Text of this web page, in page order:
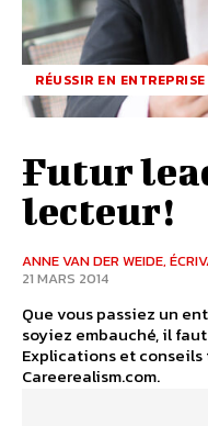
RÉUSSIR EN ENTREPRISE
Futur
lecteur!
ANNE VAN DER WEIDE,
21 MARS 2014
Que vous passiez un
soyiez embauché, il
Explications et
Careerealism.com.